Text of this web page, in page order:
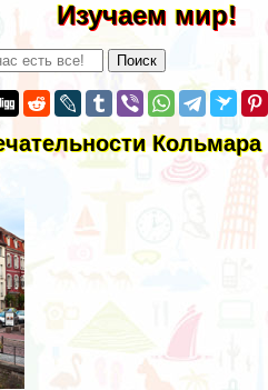
Изучаем мир!
Кольмара